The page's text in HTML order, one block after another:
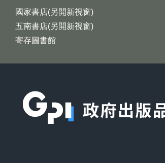
國家書店(另開新視窗)
五南書店(另開新視窗)
寄存圖書館